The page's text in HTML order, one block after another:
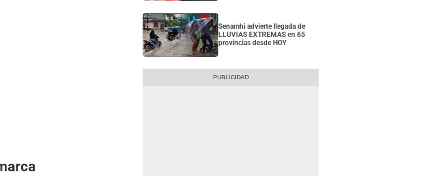
Senamhi advierte llegada de
LLUVIAS EXTREMAS en 65
provincias desde HOY